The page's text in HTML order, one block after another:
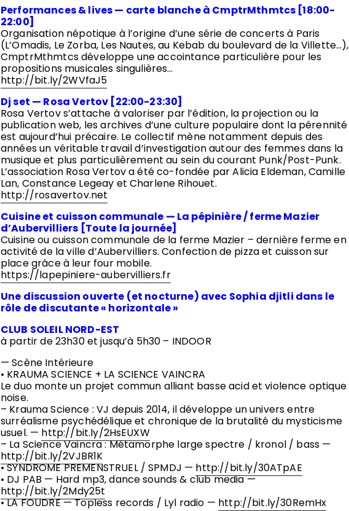
Performances & lives — carte blanche à CmptrMthmtcs [18:00-
22:00]
Organisation népotique à l’origine d’une série de concerts à Paris
(L’Omadis, Le Zorba, Les Nautes, au Kebab du boulevard de la Villette…),
CmptrMthmtcs développe une accointance particulière pour les
propositions musicales singulières…
http://bit.ly/2WVfaJ5
Dj set — Rosa Vertov [22:00-23:30]
Rosa Vertov s’attache à valoriser par l’édition, la projection ou la
publication web, les archives d’une culture populaire dont la pérennité
est aujourd’hui précaire. Le collectif mène notamment depuis des
années un véritable travail d’investigation autour des femmes dans la
musique et plus particulièrement au sein du courant Punk/Post-Punk.
L’association Rosa Vertov a été co-fondée par Alicia Eldeman, Camille
Lan, Constance Legeay et Charlene Rihouet.
http://rosavertov.net
Cuisine et cuisson communale — La pépinière / ferme Mazier
d’Aubervilliers [Toute la journée]
Cuisine ou cuisson communale de la ferme Mazier – dernière ferme en
activité de la ville d’Aubervilliers. Confection de pizza et cuisson sur
place grâce à leur four mobile.
https://lapepiniere-aubervilliers.fr
Une discussion ouverte (et nocturne) avec Sophia djitli dans le
rôle de discutante « horizontale »
CLUB SOLEIL NORD-EST
à partir de 23h30 et jusqu’à 5h30 – INDOOR
— Scène Intérieure
• KRAUMA SCIENCE + LA SCIENCE VAINCRA
Le duo monte un projet commun alliant basse acid et violence optique
noise.
– Krauma Science : VJ depuis 2014, il développe un univers entre
surréalisme psychédélique et chronique de la brutalité du mysticisme
usuel. — http://bit.ly/2HsEUXW
– La Science Vaincra : Métamorphe large spectre / kronol / bass —
http://bit.ly/2VJBR1K
• SYNDROME PREMENSTRUEL / SPMDJ — http://bit.ly/30ATpAE
• DJ PAB — Hard mp3, dance sounds & club media —
http://bit.ly/2Mdy25t
• LA FOUDRE — Topless records / Lyl radio — http://bit.ly/30RemHx